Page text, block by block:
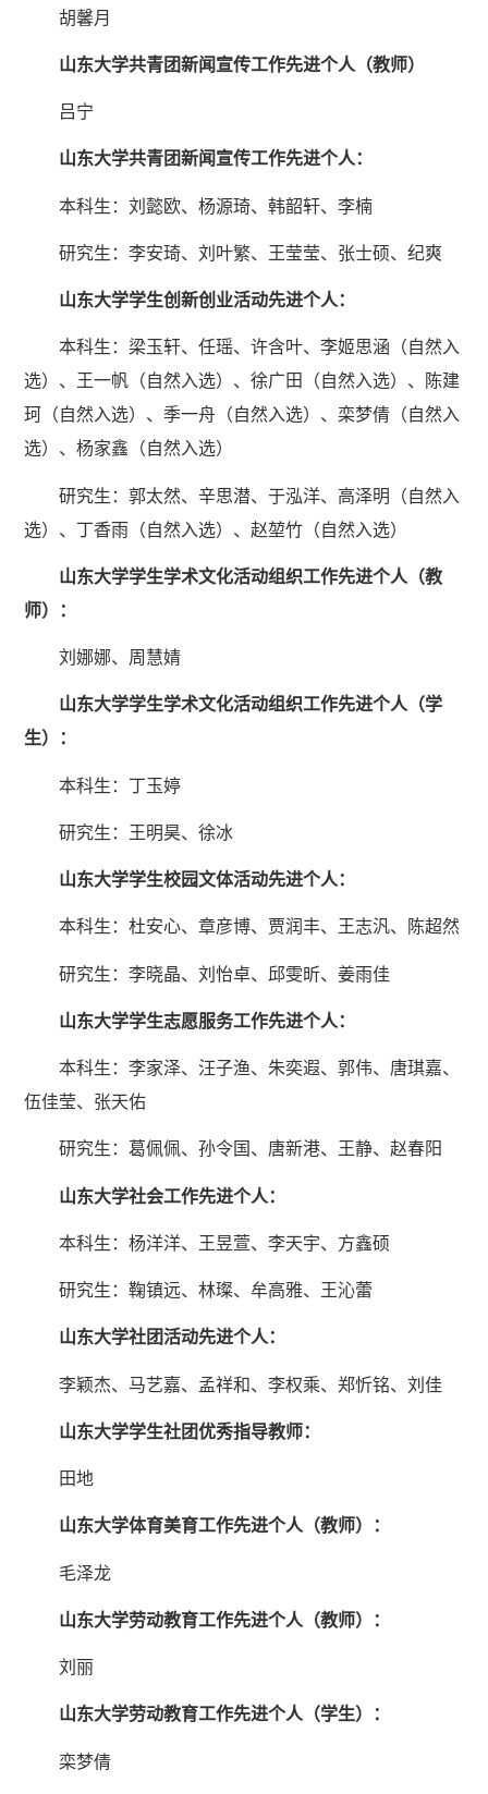
胡馨月
山东大学共青团新闻宣传工作先进个人（教师）
吕宁
山东大学共青团新闻宣传工作先进个人：
本科生：刘懿欧、杨源琦、韩韶轩、李楠
研究生：李安琦、刘叶繁、王莹莹、张士硕、纪爽
山东大学学生创新创业活动先进个人：
本科生：梁玉轩、任瑶、许含叶、李姬思涵（自然入
选）、王一帆（自然入选）、徐广田（自然入选）、陈建
珂（自然入选）、季一舟（自然入选）、栾梦倩（自然入
选）、杨家鑫（自然入选）
研究生：郭太然、辛思潜、于泓洋、高泽明（自然入
选）、丁香雨（自然入选）、赵堃竹（自然入选）
山东大学学生学术文化活动组织工作先进个人（教
师）：
刘娜娜、周慧婧
山东大学学生学术文化活动组织工作先进个人（学
生）：
本科生：丁玉婷
研究生：王明昊、徐冰
山东大学学生校园文体活动先进个人：
本科生：杜安心、章彦博、贾润丰、王志汎、陈超然
研究生：李晓晶、刘怡卓、邱雯昕、姜雨佳
山东大学学生志愿服务工作先进个人：
本科生：李家泽、汪子渔、朱奕遐、郭伟、唐琪嘉、
伍佳莹、张天佑
研究生：葛佩佩、孙令国、唐新港、王静、赵春阳
山东大学社会工作先进个人：
本科生：杨洋洋、王昱萱、李天宇、方鑫硕
研究生：鞠镇远、林璨、牟高雅、王沁蕾
山东大学社团活动先进个人：
李颖杰、马艺嘉、孟祥和、李权乘、郑忻铭、刘佳
山东大学学生社团优秀指导教师：
田地
山东大学体育美育工作先进个人（教师）：
毛泽龙
山东大学劳动教育工作先进个人（教师）：
刘丽
山东大学劳动教育工作先进个人（学生）：
栾梦倩